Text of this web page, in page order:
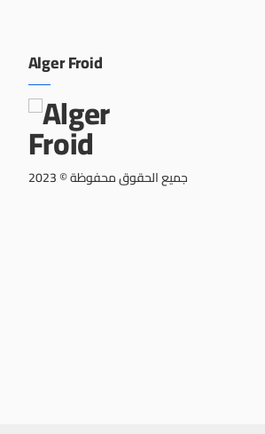
Alger Froid
جميع الحقوق محفوظة © 2023